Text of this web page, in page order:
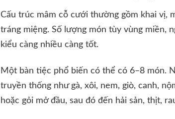
Cấu trúc mâm cỗ cưới thường gồm khai vị,
tráng miệng. Số lượng món tùy vùng miền,
kiểu càng nhiều càng tốt.
Một bàn tiệc phổ biến có thể có 6–8 món.
truyền thống như gà, xôi, nem, giò, canh,
hoặc gỏi mở đầu, sau đó đến hải sản, thịt,